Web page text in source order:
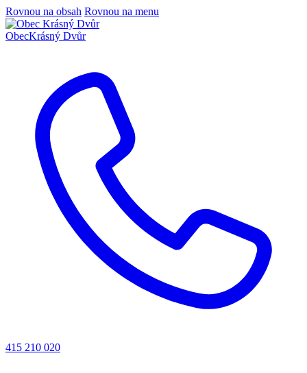
Rovnou na obsah Rovnou na menu
ObecKrásný Dvůr
415 210 020